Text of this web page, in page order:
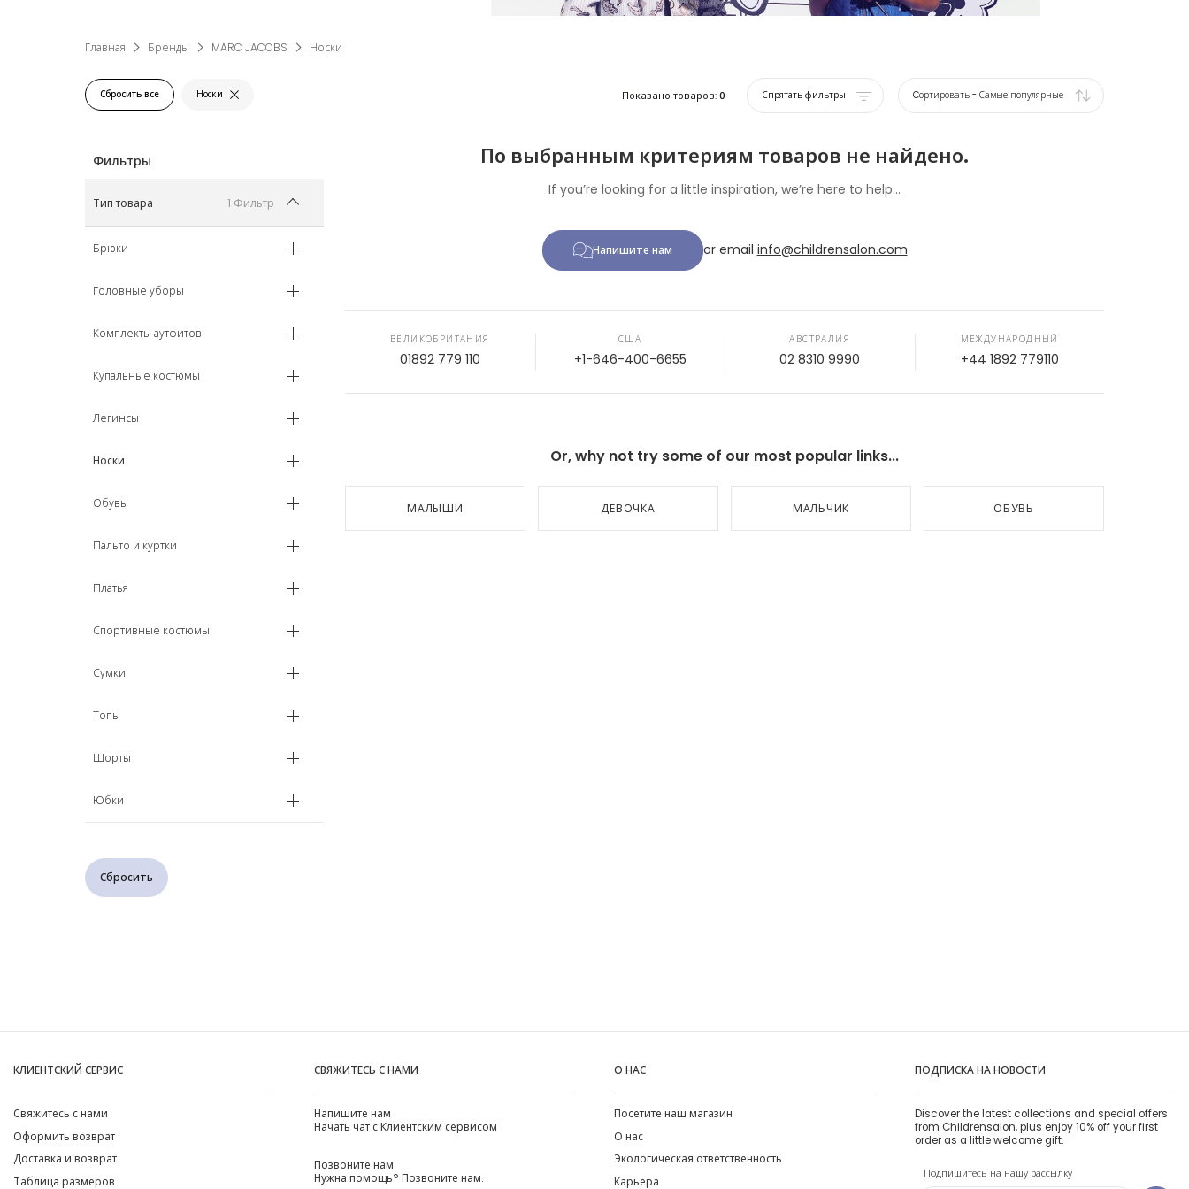
Главная Бренды MARC JACOBS Носки
Сбросить все Носки Показано товаров:0 Спрятать фильтры Cортировать - Самые популярные
Тип товара 1 Фильтр
Брюки
Головные уборы
Комплекты аутфитов
Купальные костюмы
Легинсы
Носки
Обувь
Пальто и куртки
Платья
Спортивные костюмы
Сумки
Топы
Шорты
Юбки
Сбросить
По выбранным критериям товаров не найдено.
If you’re looking for a little inspiration, we’re here to help...
Напишите нам or email info@childrensalon.com
ВЕЛИКОБРИТАНИЯ
01892 779 110
США
+1-646-400-6655
АВСТРАЛИЯ
02 8310 9990
МЕЖДУНАРОДНЫЙ
+44 1892 779110
Or, why not try some of our most popular links...
МАЛЫШИ ДЕВОЧКА МАЛЬЧИК ОБУВЬ
КЛИЕНТСКИЙ СЕРВИС
Свяжитесь с нами
Оформить возврат
Доставка и возврат
Таблица размеров
СВЯЖИТЕСЬ С НАМИ
Напишите нам
Начать чат с Клиентским сервисом
Позвоните нам
Нужна помощь? Позвоните нам.
О НАС
Посетите наш магазин
О нас
Экологическая ответственность
Карьера
ПОДПИСКА НА НОВОСТИ
Discover the latest collections and special offers
from Childrensalon, plus enjoy 10% off your first
order as a little welcome gift.
Подпишитесь на нашу рассылку